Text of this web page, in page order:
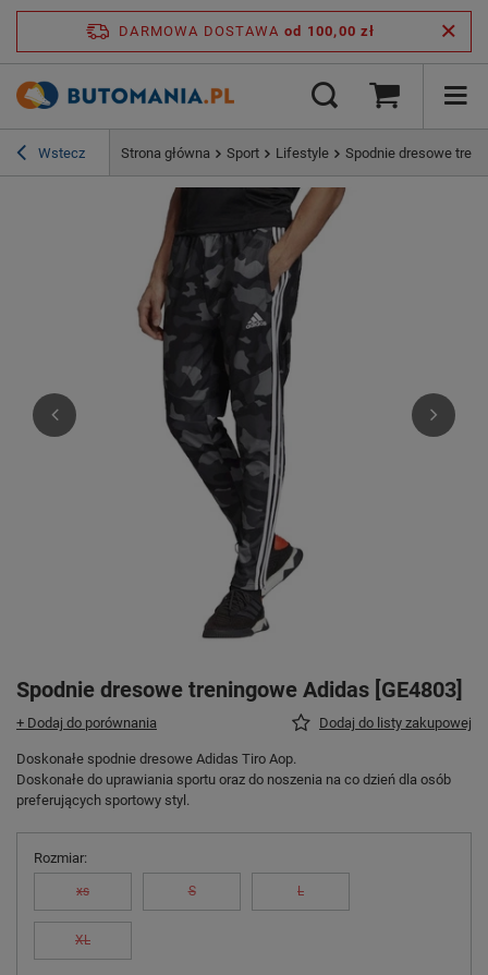
DARMOWA DOSTAWA od 100,00 zł
Wstecz Strona główna Sport Lifestyle Spodnie dresowe
Spodnie dresowe treningowe Adidas [GE4803]
+ Dodaj do porównania Dodaj do listy zakupowej
Doskonałe spodnie dresowe Adidas Tiro Aop.
Doskonałe do uprawiania sportu oraz do noszenia na co dzień dla osób
preferujących sportowy styl.
Rozmiar
xs S L
XL